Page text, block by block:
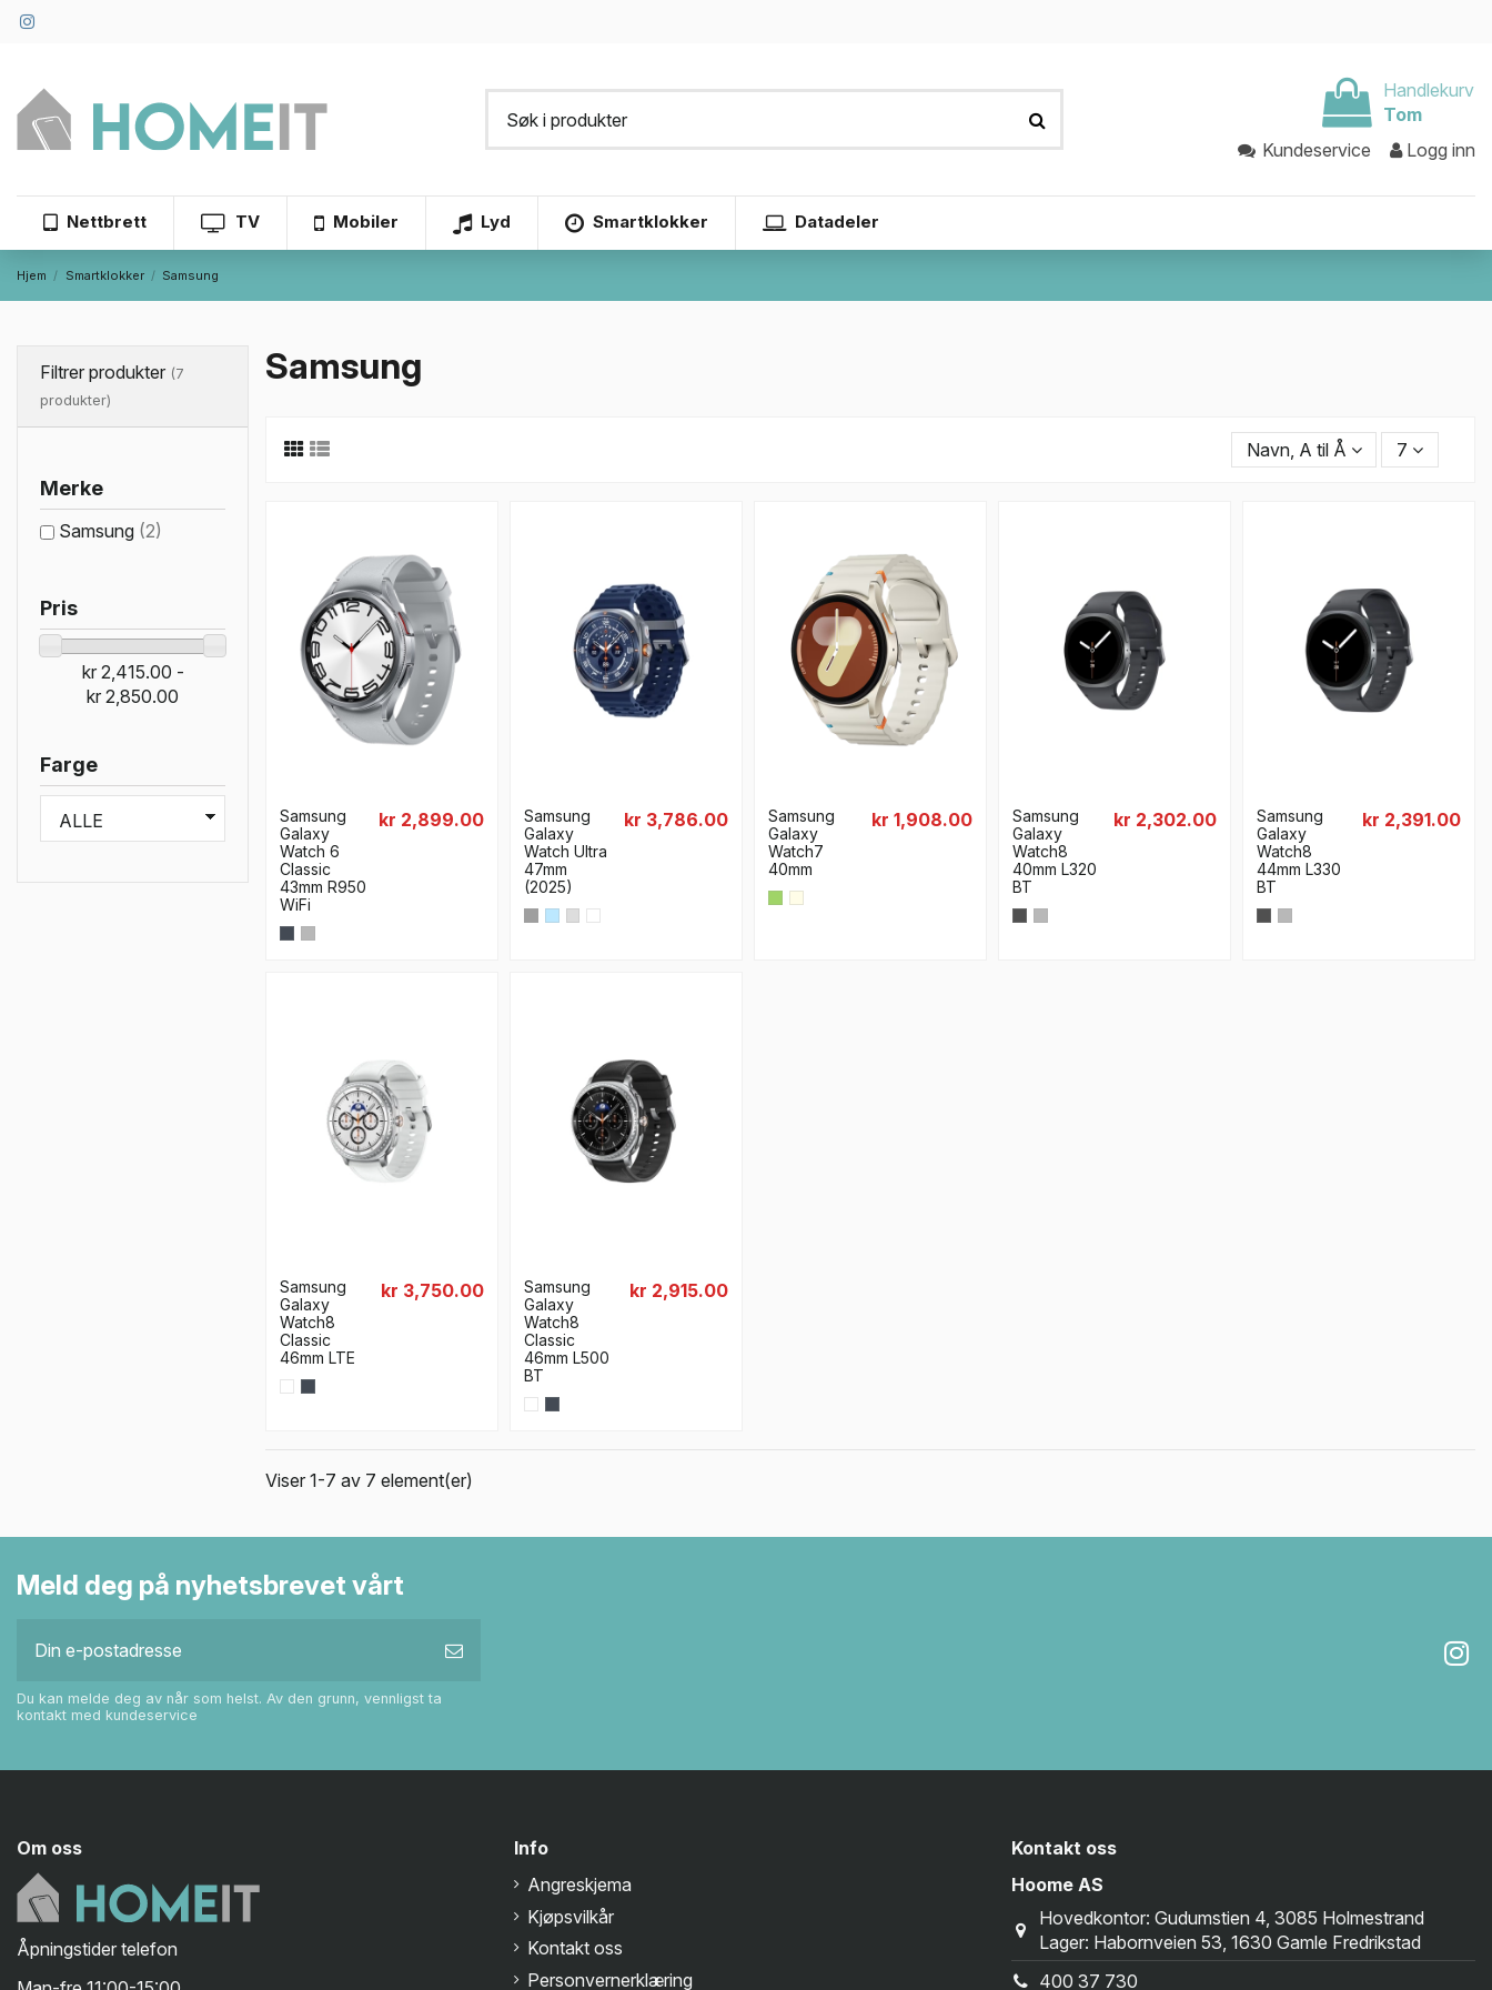
Handlekurv
Tom
Kundeservice
Logg inn
Nettbrett TV Mobiler Lyd Smartklokker Datadeler
Hjem Smartklokker Samsung
Samsung
Navn, A til Å 7
Samsung
Galaxy
Watch 6
Classic
43mm R950
WiFi
kr 2,899.00
Samsung
Galaxy
Watch Ultra
47mm
(2025)
kr 3,786.00
Samsung
Galaxy
Watch7
40mm
kr 1,908.00
Samsung
Galaxy
Watch8
40mm L320
BT
kr 2,302.00
Samsung
Galaxy
Watch8
44mm L330
BT
kr 2,391.00
Samsung
Galaxy
Watch8
Classic
46mm LTE
kr 3,750.00
Samsung
Galaxy
Watch8
Classic
46mm L500
BT
kr 2,915.00
Viser 1-7 av 7 element(er)
Filtrer produkter (7
produkter)
Merke
Samsung (2)
Pris
kr 2,415.00 -
kr 2,850.00
Farge
Meld deg på nyhetsbrevet vårt
Du kan melde deg av når som helst. Av den grunn, vennligst ta
kontakt med kundeservice
Om oss
Åpningstider telefon
Info
Angreskjema
Kjøpsvilkår
Kontakt oss
Personvernerklæring
Kontakt oss
Hoome AS
Hovedkontor: Gudumstien 4, 3085 Holmestrand
Lager: Habornveien 53, 1630 Gamle Fredrikstad
400 37 730